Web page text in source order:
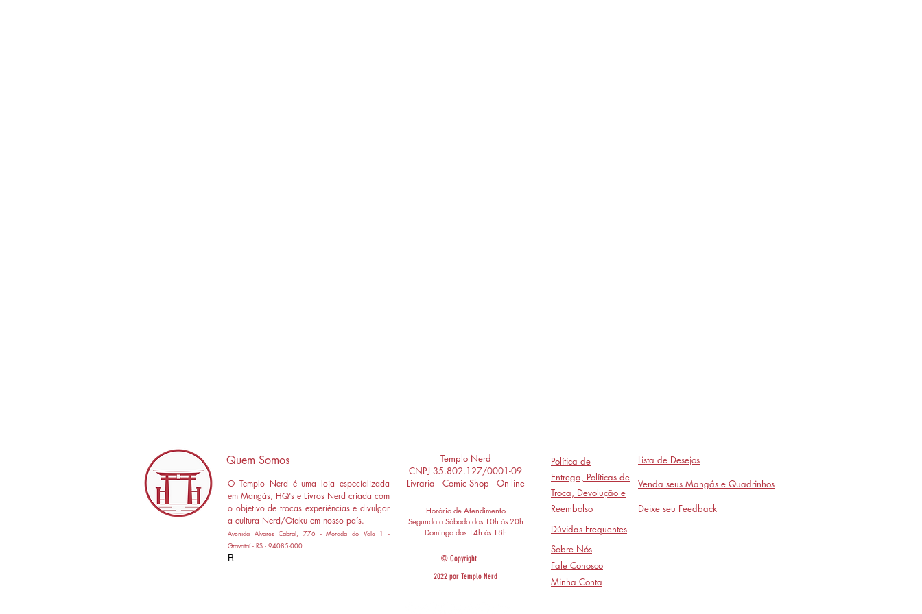
Quem Somos
O Templo Nerd é uma loja especializada
em Mangás, HQ's e Livros Nerd criada com
o objetivo de trocas experiências e divulgar
a cultura Nerd/Otaku em nosso país.
Avenida Alvares Cabral, 776 - Morada do Vale 1 -
Gravataí - RS - 94085-000
R
Templo Nerd
CNPJ 35.802.127/0001-09
Livraria - Comic Shop - On-line
Horário de Atendimento
Segunda a Sábado das 10h às 20h
Domingo das 14h às 18h
2022 por Templo Nerd
© Copyright
Política de
Entrega, Políticas de
Troca, Devolução e
Reembolso
Lista de Desejos
Venda seus Mangás e Quadrinhos
Deixe seu Feedback
Dúvidas Frequentes
Sobre Nós
Fale Conosco
Minha Conta